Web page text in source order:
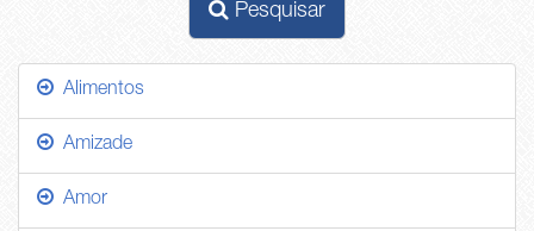
Pesquisar
Alimentos
Amizade
Amor